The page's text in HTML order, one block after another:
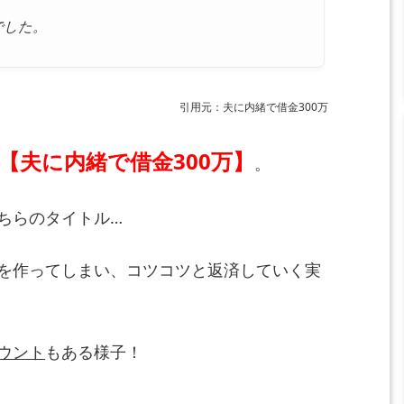
た。
引用元：夫に内緒で借金300万
夫に内緒で借金300万】 。
らのタイトル…
作ってしまい、コツコツと返済していく実
ント もある様子！